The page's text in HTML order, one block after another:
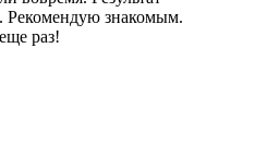
Рекомендую знакомым.
раз!